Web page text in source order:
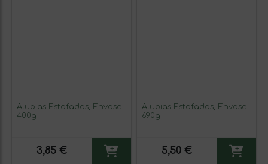
Alubias Estofadas, Envase
400g
3,85 €
Alubias Estofadas, Envase
690g
5,50 €